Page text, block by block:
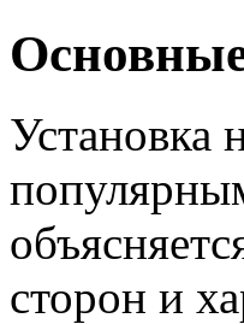
Установка
сторон и